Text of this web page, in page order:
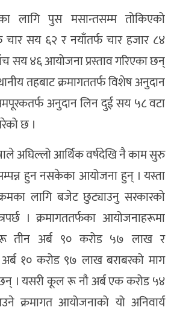
लागि पुस मसान्तसम्म तोकिएको
चार सय ६२ र नयाँतर्फ चार हजार ८४
सय ४६ आयोजना प्रस्ताव गरिएका छन्
तहबाट क्रमागततर्फ विशेष अनुदान
अनुदान लिन दुई सय ५८ वटा
छ ।
अघिल्लो आर्थिक वर्षदेखि नै काम सुरु
हुन नसकेका आयोजना हुन् । यस्ता
लागि बजेट छुट्याउनु सरकारको
। क्रमागततर्फका आयोजनाहरूमा
तीन अर्ब ९० करोड ५७ लाख र
१० करोड ९७ लाख बराबरको माग
। यसरी कूल रू नौ अर्ब एक करोड ५४
क्रमागत आयोजनाको यो अनिवार्य